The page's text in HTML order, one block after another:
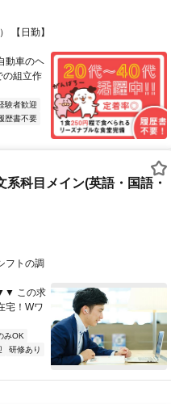
【日勤】
動車のヘ
の組立作
験者歓迎
歴書不要
系科目メイン(英語・国語・
フトの調
この求
宅！Wワ
みOK
研修あり